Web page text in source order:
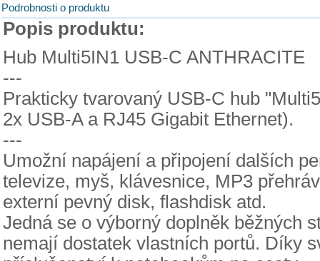
Podrobnosti o produktu
Popis produktu:
Hub Multi5IN1 USB-C ANTHRACITE
---
Prakticky tvarovaný USB-C hub
2x USB-A a RJ45 Gigabit Ethernet).
---
Umožní napájení a připojení dalších
televize, myš, klávesnice, MP3
externí pevný disk, flashdisk atd.
Jedná se o výborný doplněk běžných
nemají dostatek vlastních portů. Díky